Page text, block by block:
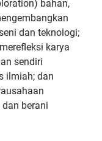
bahan,
dan teknologi;
karya
sendiri
ilmiah; dan
berani